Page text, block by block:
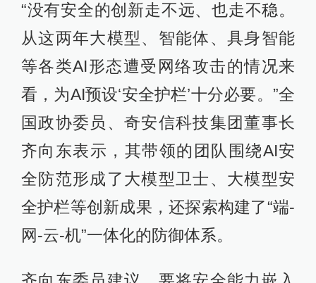
“没有安全的创新走不远、也走不稳。
从这两年大模型、智能体、具身智能
等各类AI形态遭受网络攻击的情况来
看，为AI预设‘安全护栏’十分必要。”全
国政协委员、奇安信科技集团董事长
齐向东表示，其带领的团队围绕AI安
全防范形成了大模型卫士、大模型安
全护栏等创新成果，还探索构建了“端-
网-云-机”一体化的防御体系。